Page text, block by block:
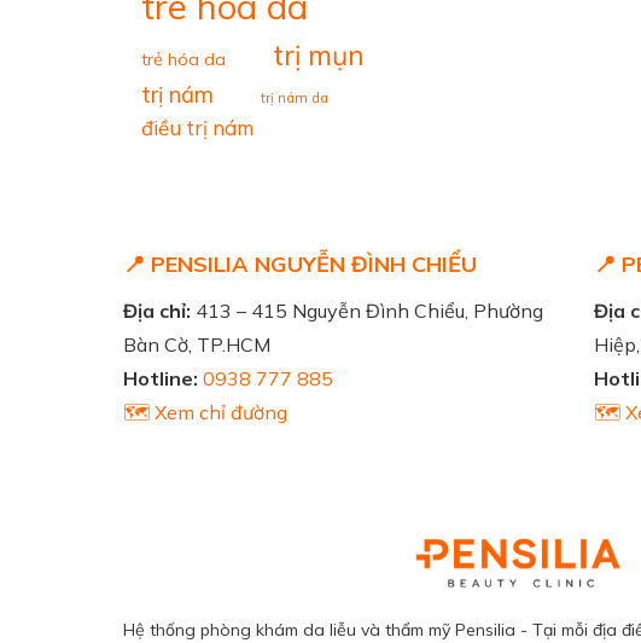
trẻ hóa da trị mụn
trị nám trị nám da
điều trị nám
📍 PENSILIA NGUYỄN ĐÌNH CHIỂU
Địa chỉ: 413 – 415 Nguyễn Đình Chiểu, Phường
Bàn Cờ, TP.HCM
Hotline: 0938 777 885
🗺️ Xem chỉ đường
📍
Địa
🗺️
Hệ thống phòng khám da liễu và thẩm mỹ Pensilia - Tại mỗi địa